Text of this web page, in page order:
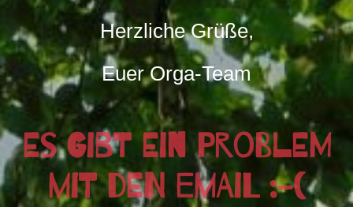
Herzliche Grüße,
Euer Orga-Team
Es gibt ein Problem
mit den Email :-(